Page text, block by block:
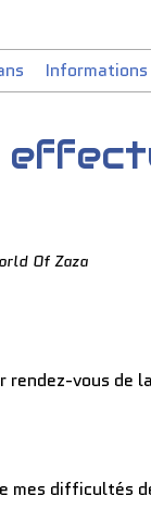
Informations
Of Zaza
vous de
mes difficultés